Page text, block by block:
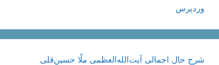
وردپرس
شرح حال اجمالی آیت‌الله‌العظمی ملّا حسین‌قلی